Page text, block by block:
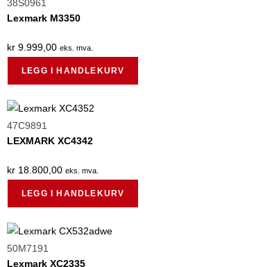
38S0961
Lexmark M3350
kr 9.999,00 eks. mva.
LEGG I HANDLEKURV
47C9891
LEXMARK XC4342
kr 18.800,00 eks. mva.
LEGG I HANDLEKURV
50M7191
Lexmark XC2335